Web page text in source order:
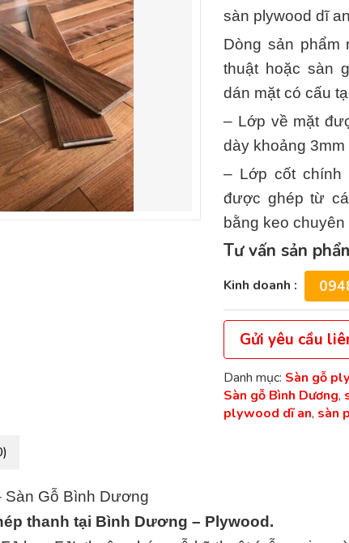
sàn plywood dĩ
Dòng sản
thuật hoặc sàn
dán mặt có cấu
– Lớp về mặt
dày khoảng
– Lớp cốt chính
được ghép từ
bằng keo chuyên
Tư vấn sản
Kinh doanh :
Gửi yêu cầu
Danh mục: Sàn gỗ
Sàn gỗ Bình Dương,
plywood dĩ an, sàn
Sàn Gỗ Bình Dương
thanh tại Bình Dương – Plywood.